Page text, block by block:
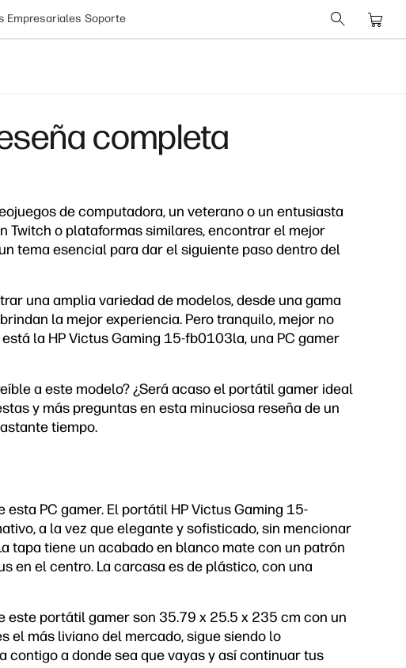
Empresariales Soporte
completa
de computadora, un veterano o un entusiasta
Twitch o plataformas similares, encontrar el mejor
tema esencial para dar el siguiente paso dentro del
una amplia variedad de modelos, desde una gama
la mejor experiencia. Pero tranquilo, mejor no
la HP Victus Gaming 15-fb0103la, una PC gamer
a este modelo? ¿Será acaso el portátil gamer ideal
y más preguntas en esta minuciosa reseña de un
tiempo.
PC gamer. El portátil HP Victus Gaming 15-
a la vez que elegante y sofisticado, sin mencionar
tapa tiene un acabado en blanco mate con un patrón
en el centro. La carcasa es de plástico, con una
este portátil gamer son 35.79 x 25.5 x 235 cm con un
el más liviano del mercado, sigue siendo lo
a donde sea que vayas y así continuar tus